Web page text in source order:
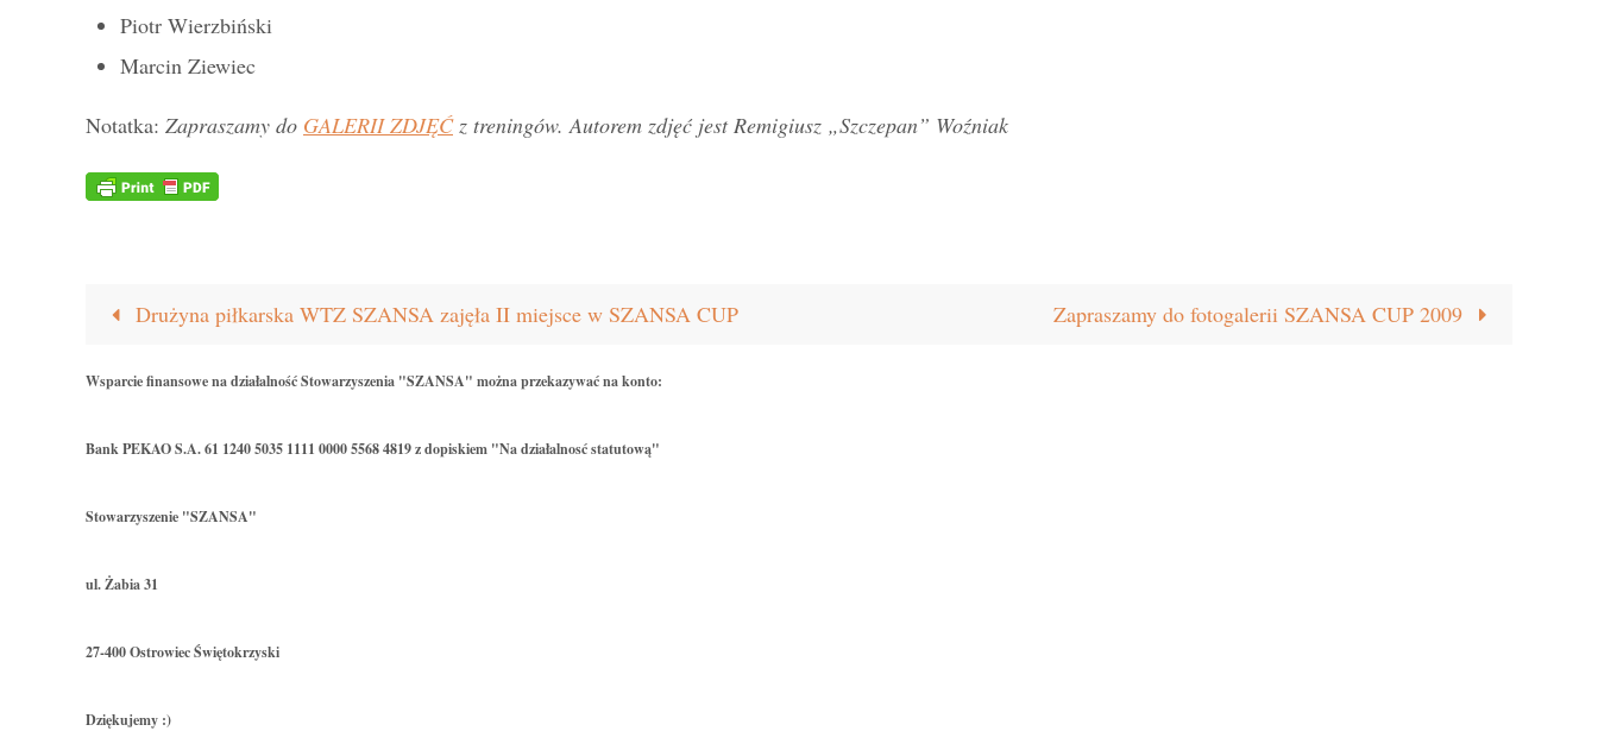
Piotr Wierzbiński
Marcin Ziewiec
Notatka: Zapraszamy do GALERII ZDJĘĆz treningów. Autorem zdjęć jest Remigiusz „Szczepan” Woźniak
Drużyna piłkarska WTZ SZANSA zajęła II miejsce w SZANSA CUP Zapraszamy do fotogalerii SZANSA CUP 2009
Wsparcie finansowe na działalność Stowarzyszenia "SZANSA" można przekazywać na konto:
Bank PEKAO S.A. 61 1240 5035 1111 0000 5568 4819 z dopiskiem "Na działalnosć statutową"
Stowarzyszenie "SZANSA"
ul. Żabia 31
27-400 Ostrowiec Świętokrzyski
Dziękujemy :)